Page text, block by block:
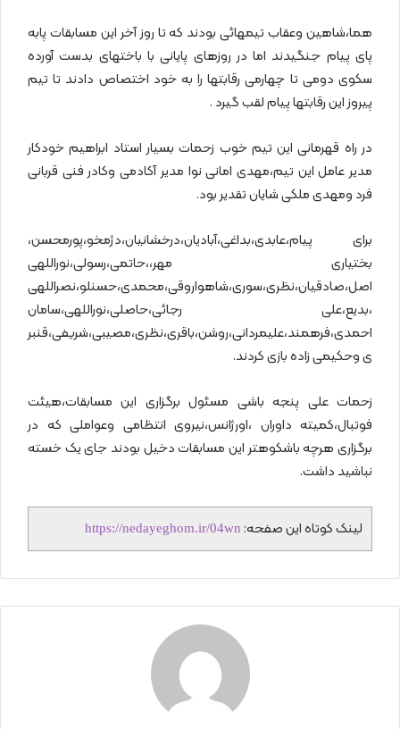
هما،شاهین وعقاب تیمهائی بودند که تا روز آخر این مسابقات پابه
پای پیام جنگیدند اما در روزهای پایانی با باختهای بدست آورده
سکوی دومی تا چهارمی رقابتها را به خود اختصاص دادند تا تیم
پیروز این رقابتها پیام لقب گیرد .
در راه قهرمانی این تیم خوب زحمات بسیار استاد ابراهیم خودکار
مدیر عامل این تیم،مهدی امانی نوا مدیر آکادمی وکادر فنی قربانی
فرد ومهدی ملکی شایان تقدیر بود.
برای پیام،عابدی،بداغی،آبادیان،درخشانیان،دژمخو،پورمحسن،
بختیاری مهر،،حاتمی،رسولی،نوراللهی
اصل،صادقیان،نظری،سوری،شاهواروقی،محمدی،حسنلو،نصراللهی
،بدیع،علی رجائی،حاصلی،نوراللهی،سامان
احمدی،فرهمند،علیمردانی،روشن،باقری،نظری،مصیبی،شریفی،قنبر
ی وحکیمی زاده بازی کردند.
زحمات علی پنجه باشی مسئول برگزاری این مسابقات،هیئت
فوتبال،کمیته داوران ،اورژانس،نیروی انتظامی وعواملی که در
برگزاری هرچه باشکوهتر این مسابقات دخیل بودند جای یک خسته
نباشید داشت.
لینک کوتاه این صفحه: https://nedayeghom.ir/04wn